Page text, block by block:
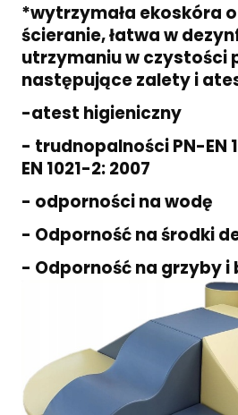
*wytrzymała ekoskóra
ścieranie, łatwa w
utrzymaniu w czystości
następujące zalety i
-atest higieniczny
- trudnopalności PN-EN
EN 1021-2: 2007
- odporności na wodę
- Odporność na środki
- Odporność na grzyby i